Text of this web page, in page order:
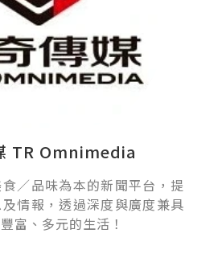
TR Omnimedia
／品味為本的新聞平台，提
情報，透過深度與廣度兼具
富、多元的生活！